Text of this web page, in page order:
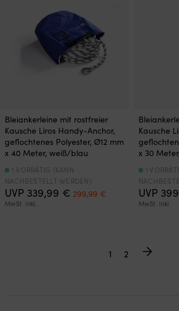
Bleiankerleine mit rostfreier
Kausche Liros Handy-Anchor,
geflochtenes Polyester, Ø12 mm
x 40 Meter, weiß/blau
UVP 339,99 € Ursprünglicher
Preis
299,99 € Aktueller
MwSt. inkl.
1 VORRÄTIG (KANN
NACHBESTELLT WERDEN)
Kausche
x 30
UVP
MwSt. inkl.
1
1 2